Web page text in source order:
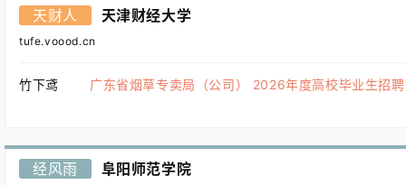
天财人 天津财经大学
tufe.voood.cn
竹下鸢 广东省烟草专卖局（公司） 2026年度高校毕业生招
经风雨 阜阳师范学院